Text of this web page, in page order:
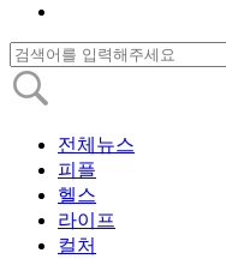
전체뉴스
피플
헬스
라이프
컬처